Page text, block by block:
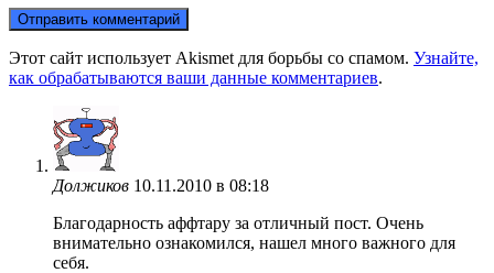
Этот сайт использует Akismet для борьбы со спамом. Узнайте,
как обрабатываются ваши данные комментариев.
Должиков 10.11.2010 в 08:18
Благодарность аффтару за отличный пост. Очень
внимательно ознакомился, нашел много важного для
себя.